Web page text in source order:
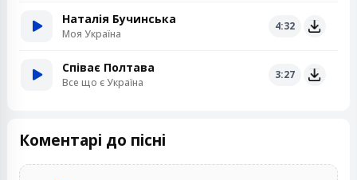
Наталія Бучинська
Моя Україна
4:32
Співає Полтава
Все що є Україна
3:27
Коментарі до пісні